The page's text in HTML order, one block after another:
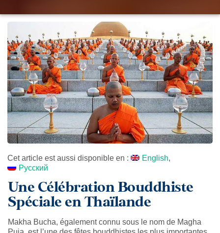
Cet article est aussi disponible en :
English
Русский
Une Célébration Bouddhiste
Spéciale en Thaïlande
Makha Bucha, également connu sous le nom de Magha